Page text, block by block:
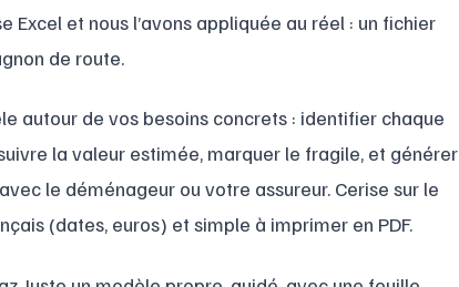
Excel et nous l’avons appliquée au réel : un fichier
de route.
autour de vos besoins concrets : identifier chaque
la valeur estimée, marquer le fragile, et générer
le déménageur ou votre assureur. Cerise sur le
(dates, euros) et simple à imprimer en PDF.